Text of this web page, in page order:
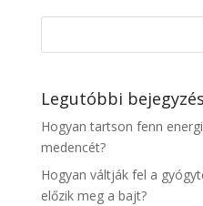
Legutóbbi
Hogyan tartson fenn
medencét?
Hogyan váltják fel a
előzik meg a bajt?